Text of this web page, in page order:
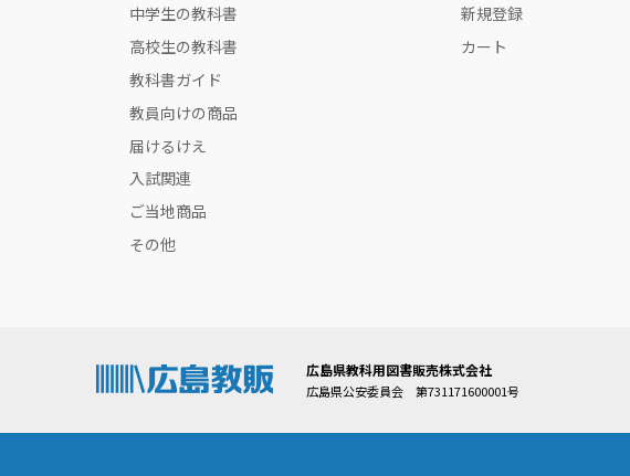
中学生の教科書
高校生の教科書
教科書ガイド
教員向けの商品
届けるけえ
入試関連
ご当地商品
その他
新規登録
カート
広島県教科用図書販売株式会社
広島県公安委員会 第731171600001号